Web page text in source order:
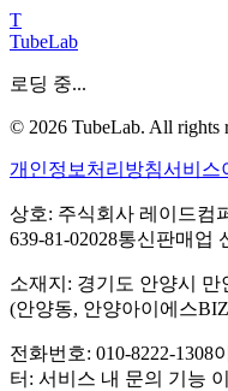
T
TubeLab
로딩 중...
© 2026 TubeLab. All rights
개인정보처리방침서비스
상호: 주식회사 레이드컴
639-81-02028통신판매업
소재지: 경기도 안양시 만
(안양동, 안양아이에스
전화번호: 010-8222-1308
터: 서비스 내 문의 기능